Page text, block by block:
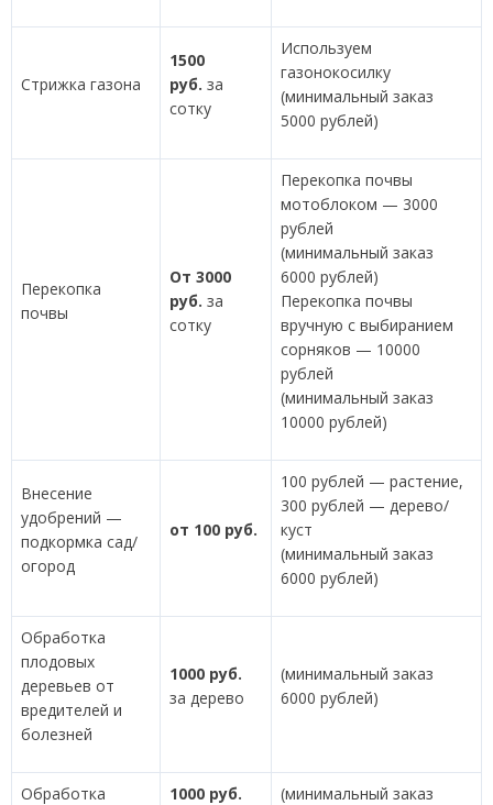
Стрижка газона
1500
руб. за
сотку
Используем
газонокосилку
(минимальный заказ
5000 рублей)
Перекопка
почвы
От 3000
руб. за
сотку
Перекопка почвы
мотоблоком — 3000
рублей
(минимальный заказ
6000 рублей)
Перекопка почвы
вручную с выбиранием
сорняков — 10000
рублей
(минимальный заказ
10000 рублей)
Внесение
удобрений —
подкормка сад/
огород
от 100 руб.
100 рублей — растение,
300 рублей — дерево/
куст
(минимальный заказ
6000 рублей)
Обработка
плодовых
деревьев от
вредителей и
болезней
1000 руб.
за дерево
(минимальный заказ
6000 рублей)
Обработка
1000 руб.
(минимальный заказ